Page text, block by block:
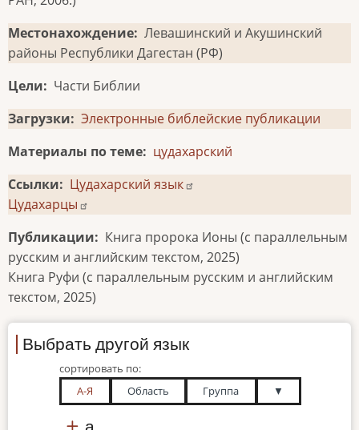
Местонахождение Левашинский и Акушинский
районы Республики Дагестан (РФ)
Цели
Части Библии
Загрузки
Электронные библейские публикации
Материалы по теме
цудахарский
Ссылки
Цудахарский язык
Цудахарцы
Публикации
Книга пророка Ионы (с параллельным
русским и английским текстом, 2025)
Книга Руфи (с параллельным русским и английским
текстом, 2025)
Выбрать другой язык
сортировать по:
А-Я
Область Группа ▼